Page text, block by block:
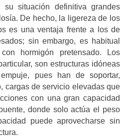
situación definitiva grandes
De hecho, la ligereza de los
es una ventaja frente a los de
sin embargo, es habitual
hormigón pretensado. Los
son estructuras idóneas
pues han de soportar,
cargas de servicio elevadas que
con una gran capacidad
donde solo actúa el peso
puede aprovecharse sin